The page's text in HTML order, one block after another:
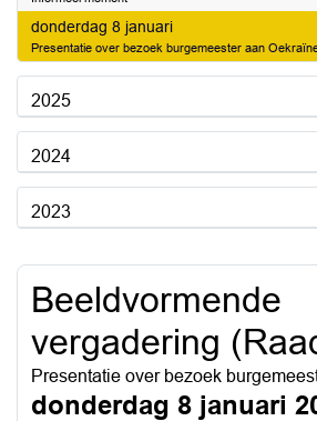
donderdag 8 januari2026
Presentatie over bezoek burgemeester aan
2025
2024
2023
Beeldvormende
vergadering
Presentatie over bezoek
donderdag 8 januari